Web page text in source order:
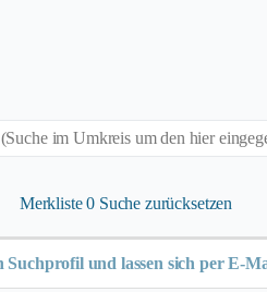
Merkliste0 Suche zurücksetzen
Suchprofil und lassen sich per E-